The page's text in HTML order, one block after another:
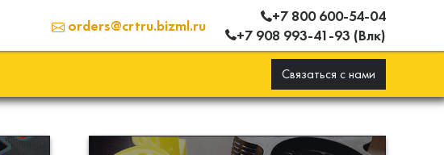
orders@crtru.bizml.ru
+7 800 600-54-04
+7 908 993-41-93 (Влк)
Связаться с нами